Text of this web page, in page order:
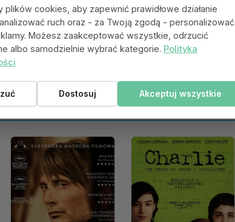
plików cookies, aby zapewnić prawidłowe działanie
ruch oraz - za Twoją zgodą - personalizować
Możesz zaakceptować wszystkie, odrzucić
albo samodzielnie wybrać kategorie. Polityka
Dostosuj Akceptuj wszystkie